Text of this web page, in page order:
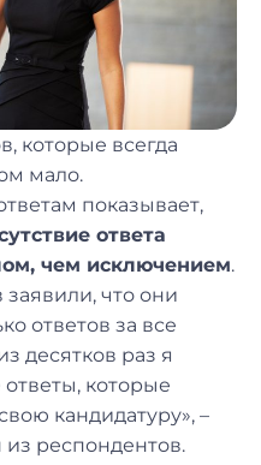
которые всегда
мало.
показывает,
ответа
чем исключением.
что они
ответов за все
десятков раз я
которые
кандидатуру», –
респондентов.